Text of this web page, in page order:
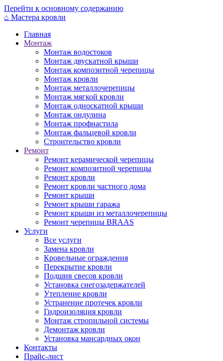
Перейти к основному содержанию
⌂ Мастера кровли
Главная
Монтаж
Монтаж водостоков
Монтаж двускатной крыши
Монтаж композитной черепицы
Монтаж кровли
Монтаж металлочерепицы
Монтаж мягкой кровли
Монтаж односкатной крыши
Монтаж ондулина
Монтаж профнастила
Монтаж фальцевой кровли
Строительство кровли
Ремонт
Ремонт керамической черепицы
Ремонт композитной черепицы
Ремонт кровли
Ремонт кровли частного дома
Ремонт крыши
Ремонт крыши гаража
Ремонт крыши из металлочерепицы
Ремонт черепицы BRAAS
Услуги
Все услуги
Замена кровли
Кровельные ограждения
Перекрытие кровли
Подшив свесов кровли
Установка снегозадержателей
Утепление кровли
Устранение протечек кровли
Гидроизоляция кровли
Монтаж стропильной системы
Демонтаж кровли
Установка мансардных окон
Контакты
Прайс-лист